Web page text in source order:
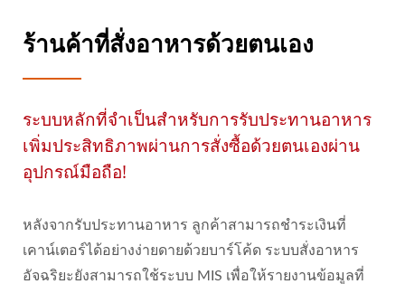
ร้านค้าที่สั่งอาหารด้วยตนเอง
ระบบหลักที่จำเป็นสำหรับการรับประทานอาหาร
เพิ่มประสิทธิภาพผ่านการสั่งซื้อด้วยตนเองผ่าน
อุปกรณ์มือถือ!
หลังจากรับประทานอาหาร ลูกค้าสามารถชำระเงินที่
เคาน์เตอร์ได้อย่างง่ายดายด้วยบาร์โค้ด ระบบสั่งอาหาร
อัจฉริยะยังสามารถใช้ระบบ MIS เพื่อให้รายงานข้อมูลที่